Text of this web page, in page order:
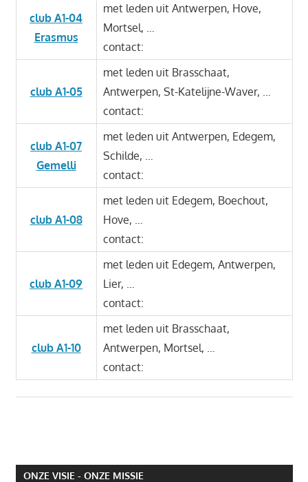
club A1-04
Erasmus
met leden uit Antwerpen, Hove,
Mortsel, …
contact:
club A1-05
met leden uit Brasschaat,
Antwerpen, St-Katelijne-Waver, …
contact:
club A1-07
Gemelli
met leden uit Antwerpen, Edegem,
Schilde, …
contact:
club A1-08
met leden uit Edegem, Boechout,
Hove, …
contact:
club A1-09
met leden uit Edegem, Antwerpen,
Lier, …
contact:
club A1-10
met leden uit Brasschaat,
Antwerpen, Mortsel, …
contact:
ONZE VISIE - ONZE MISSIE